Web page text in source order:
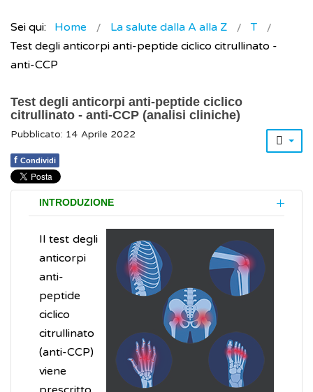
Sei qui: Home La salute dalla A alla Z
T
Test degli anticorpi anti-peptide ciclico citrullinato -
anti-CCP
Test degli anticorpi anti-peptide ciclico
citrullinato - anti-CCP (analisi cliniche)
Pubblicato: 14 Aprile 2022
f Condividi
INTRODUZIONE
Il test degli
anticorpi
anti-
peptide
ciclico
citrullinato
(anti-CCP)
viene